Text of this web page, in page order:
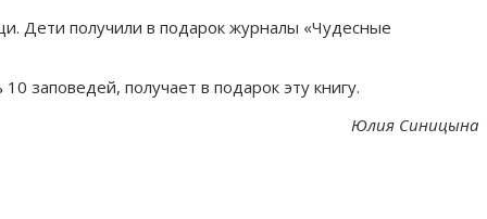
Дети получили в подарок журналы «Чудесные
заповедей, получает в подарок эту книгу.
Юлия Синицына